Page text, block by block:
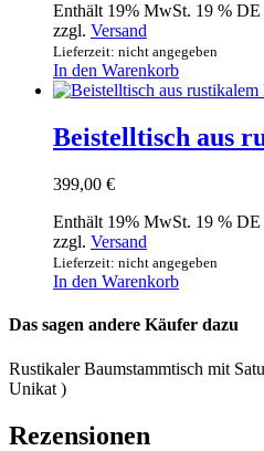
Enthält 19% MwSt. 19 % DE
zzgl. Versand
Lieferzeit: nicht angegeben
In den Warenkorb
Beistelltisch aus
399,00 €
Enthält 19% MwSt. 19 % DE
zzgl. Versand
Lieferzeit: nicht angegeben
In den Warenkorb
Das sagen andere Käufer dazu
Rustikaler Baumstammtisch mit
Unikat )
Rezensionen